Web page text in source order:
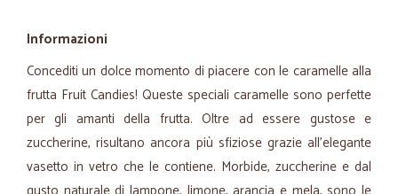
Informazioni
Concediti un dolce momento di piacere con le caramelle alla
frutta Fruit Candies! Queste speciali caramelle sono perfette
per gli amanti della frutta. Oltre ad essere gustose e
zuccherine, risultano ancora più sfiziose grazie all’elegante
vasetto in vetro che le contiene. Morbide, zuccherine e dal